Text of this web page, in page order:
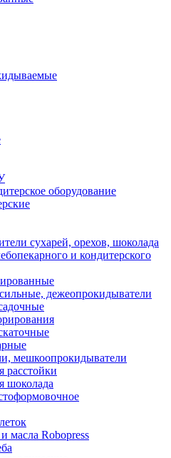
оборудование
сухарей, орехов, шоколада
и кондитерского
дежеопрокидыватели
мешкоопрокидыватели
расстойки
шоколада
масла Robopress